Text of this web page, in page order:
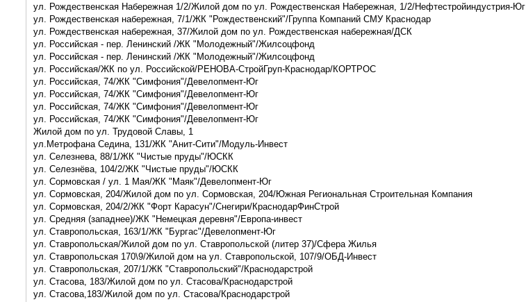
ул. Рождественская Набережная 1/2/Жилой дом по ул. Рождественская Набережная, 1/2/Нефтестройиндустрия-Юг
ул. Рождественская набережная, 7/1/ЖК "Рождественский"/Группа Компаний СМУ Краснодар
ул. Рождественская набережная, 37/Жилой дом по ул. Рождественская набережная/ДСК
ул. Российская - пер. Ленинский /ЖК "Молодежный"/Жилсоцфонд
ул. Российская - пер. Ленинский /ЖК "Молодежный"/Жилсоцфонд
ул. Российская/ЖК по ул. Российской/РЕНОВА-СтройГруп-Краснодар/КОРТРОС
ул. Российская, 74/ЖК "Симфония"/Девелопмент-Юг
ул. Российская, 74/ЖК "Симфония"/Девелопмент-Юг
ул. Российская, 74/ЖК "Симфония"/Девелопмент-Юг
ул. Российская, 74/ЖК "Симфония"/Девелопмент-Юг
Жилой дом по ул. Трудовой Славы, 1
ул.Метрофана Седина, 131/ЖК "Анит-Сити"/Модуль-Инвест
ул. Селезнева, 88/1/ЖК "Чистые пруды"/ЮСКК
ул. Селезнёва, 104/2/ЖК "Чистые пруды"/ЮСКК
ул. Сормовская / ул. 1 Мая/ЖК "Маяк"/Девелопмент-Юг
ул. Сормовская, 204/Жилой дом по ул. Сормовская, 204/Южная Региональная Строительная Компания
ул. Сормовская, 204/2/ЖК "Форт Карасун"/Снегири/КраснодарФинСтрой
ул. Средняя (западнее)/ЖК "Немецкая деревня"/Европа-инвест
ул. Ставропольская, 163/1/ЖК "Бургас"/Девелопмент-Юг
ул. Ставропольская/Жилой дом по ул. Ставропольской (литер 37)/Сфера Жилья
ул. Ставропольская 170\9/Жилой дом на ул. Ставропольской, 107/9/ОБД-Инвест
ул. Ставропольская, 207/1/ЖК "Ставропольский"/Краснодарстрой
ул. Стасова, 183/Жилой дом по ул. Стасова/Краснодарстрой
ул. Стасова,183/Жилой дом по ул. Стасова/Краснодарстрой